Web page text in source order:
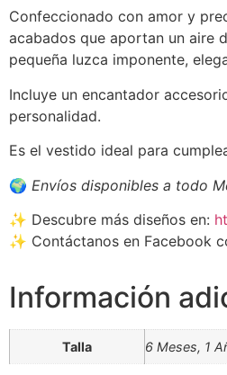
Confeccionado con amor y
acabados que aportan un aire
pequeña luzca imponente,
Incluye un encantador
personalidad.
Es el vestido ideal para
🌍 Envíos disponibles a todo
✨ Descubre más diseños en:
✨ Contáctanos en Facebook
Información
Talla 6 Meses, 1